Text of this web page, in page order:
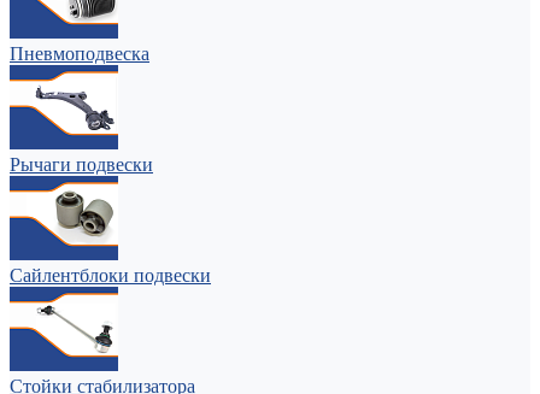
Пневмоподвеска
Рычаги подвески
Сайлентблоки подвески
Стойки стабилизатора